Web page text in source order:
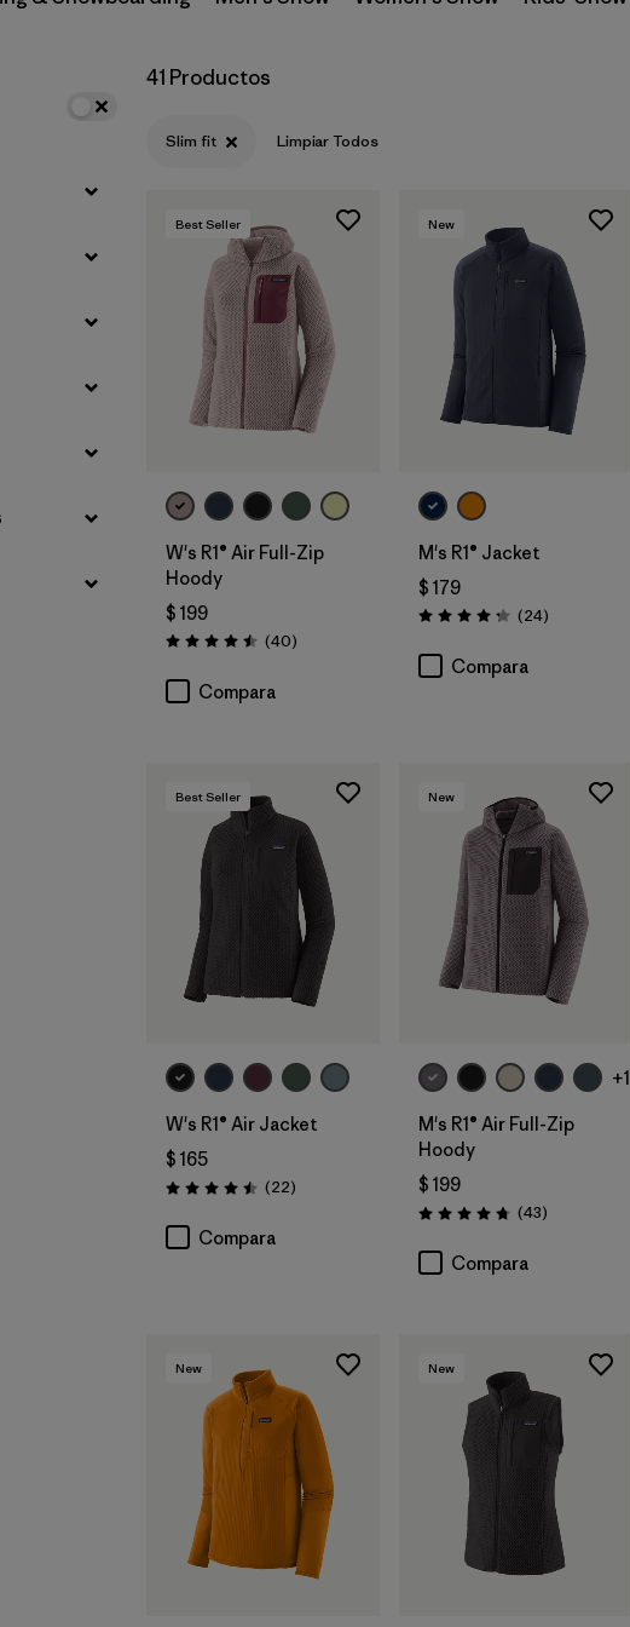
Materials & Fabric
41 Productos
Slim fit Limpiar Todos
Best Seller
W's R1® Air Full-Zip
Hoody
$ 199
Valoración: 4.5 / 5
(40Comentarios
)
Compara
New
M's R1® Jacket
$ 179
Valoración: 4.3 / 5
(24Comentarios
)
Compara
Best Seller
W's R1® Air Jacket
$ 165
Valoración: 4.5 / 5
(22Comentarios
)
Compara
New
+1
M's R1® Air Full-Zip
Hoody
$ 199
Valoración: 4.7 / 5
(43Comentarios
)
Compara
New New